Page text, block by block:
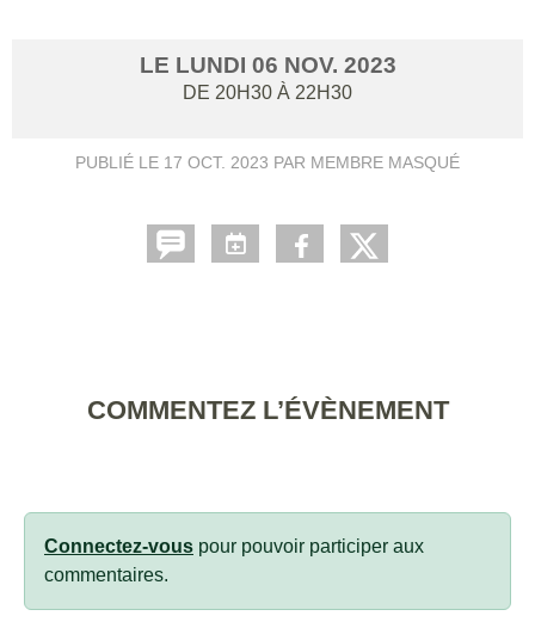
LE LUNDI 06 NOV. 2023
DE 20H30 À 22H30
PUBLIÉ LE 17 OCT. 2023 PAR MEMBRE MASQUÉ
COMMENTEZ L’ÉVÈNEMENT
Connectez-vous pour pouvoir participer aux
commentaires.